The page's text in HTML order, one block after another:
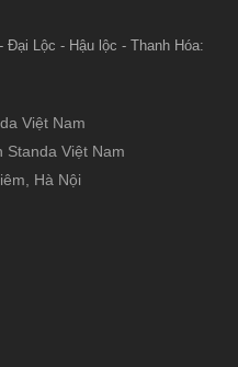
Lộc - Hậu lộc - Thanh Hóa:
Việt Nam
Việt Nam
Hà Nội